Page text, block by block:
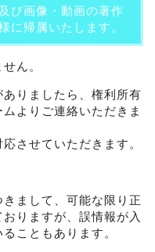
び画像・動画の著作
に帰属いたします。
ん。
りましたら、権利所有
よりご連絡いただきま
させていただきます。
まして、可能な限り正
りますが、誤情報が入
こともあります。